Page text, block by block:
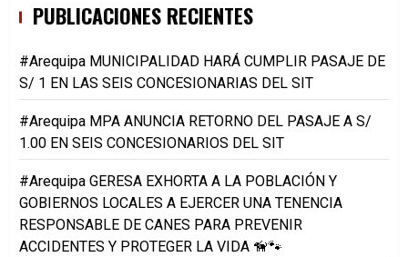
PUBLICACIONES RECIENTES
#Arequipa MUNICIPALIDAD HARÁ CUMPLIR PASAJE DE
S/ 1 EN LAS SEIS CONCESIONARIAS DEL SIT
#Arequipa MPA ANUNCIA RETORNO DEL PASAJE A S/
1.00 EN SEIS CONCESIONARIOS DEL SIT
#Arequipa GERESA EXHORTA A LA POBLACIÓN Y
GOBIERNOS LOCALES A EJERCER UNA TENENCIA
RESPONSABLE DE CANES PARA PREVENIR
ACCIDENTES Y PROTEGER LA VIDA 🦮🐾